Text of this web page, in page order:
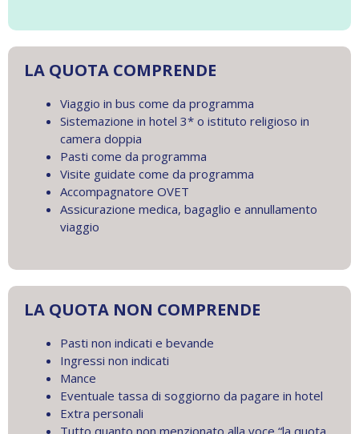
LA QUOTA COMPRENDE
Viaggio in bus come da programma
Sistemazione in hotel 3* o istituto religioso in
camera doppia
Pasti come da programma
Visite guidate come da programma
Accompagnatore OVET
Assicurazione medica, bagaglio e annullamento
viaggio
LA QUOTA NON COMPRENDE
Pasti non indicati e bevande
Ingressi non indicati
Mance
Eventuale tassa di soggiorno da pagare in hotel
Extra personali
Tutto quanto non menzionato alla voce “la quota